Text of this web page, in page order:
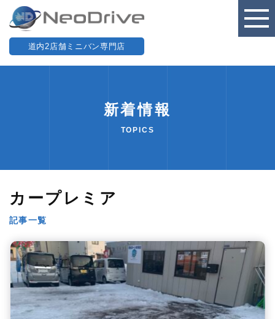
道内2店舗ミニバン専門店
新着情報
TOPICS
カープレミア
記事一覧